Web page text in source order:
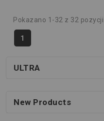
Pokazano 1-32 z 32 pozycji
1
ULTRA
New Products